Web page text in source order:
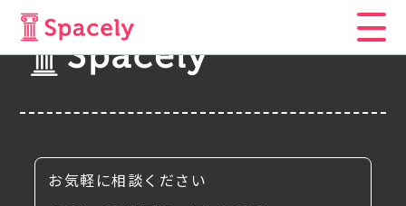
お気軽に相談ください